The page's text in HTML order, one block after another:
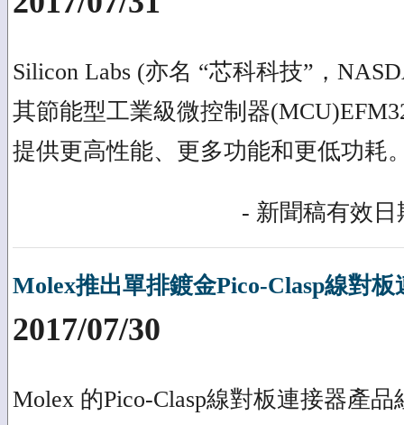
Silicon Labs (亦名 “芯科科技”，
其節能型工業級微控制器
提供更高性能、更多功能和更低功耗
- 新聞稿有效日
Molex推出單排鍍金Pico-Clasp線對板
2017/07/30
Molex 的Pico-Clasp線對板連接器產